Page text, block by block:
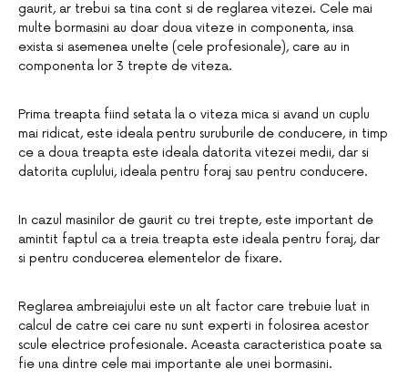
gaurit, ar trebui sa tina cont si de reglarea vitezei. Cele mai
multe bormasini au doar doua viteze in componenta, insa
exista si asemenea unelte (cele profesionale), care au in
componenta lor 3 trepte de viteza.
Prima treapta fiind setata la o viteza mica si avand un cuplu
mai ridicat, este ideala pentru suruburile de conducere, in timp
ce a doua treapta este ideala datorita vitezei medii, dar si
datorita cuplului, ideala pentru foraj sau pentru conducere.
In cazul masinilor de gaurit cu trei trepte, este important de
amintit faptul ca a treia treapta este ideala pentru foraj, dar
si pentru conducerea elementelor de fixare.
Reglarea ambreiajului este un alt factor care trebuie luat in
calcul de catre cei care nu sunt experti in folosirea acestor
scule electrice profesionale. Aceasta caracteristica poate sa
fie una dintre cele mai importante ale unei bormasini.